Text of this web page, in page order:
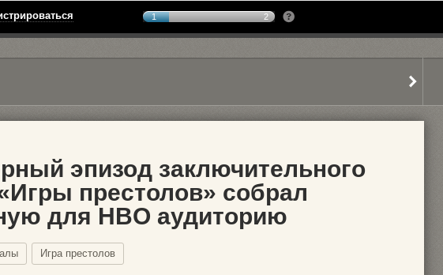
1 2
эпизод заключительного
престолов» собрал
для HBO аудиторию
Игра престолов